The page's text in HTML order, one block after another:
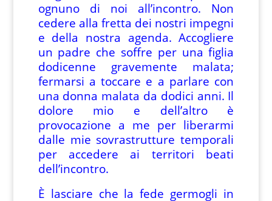
ognuno di noi all’incontro. Non
cedere alla fretta dei nostri impegni
e della nostra agenda. Accogliere
un padre che soffre per una figlia
dodicenne gravemente malata;
fermarsi a toccare e a parlare con
una donna malata da dodici anni. Il
dolore mio e dell’altro è
provocazione a me per liberarmi
dalle mie sovrastrutture temporali
per accedere ai territori beati
dell’incontro.
È lasciare che la fede germogli in